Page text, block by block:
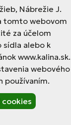
Nábrežie J.
tomto webovom
za účelom
sídla alebo k
www.kalina.sk.
webového
používaním.